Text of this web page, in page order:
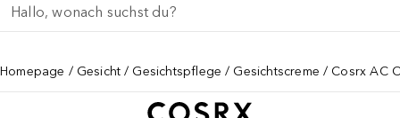
Homepage Gesicht Gesichtspflege Gesichtscreme Cosrx AC